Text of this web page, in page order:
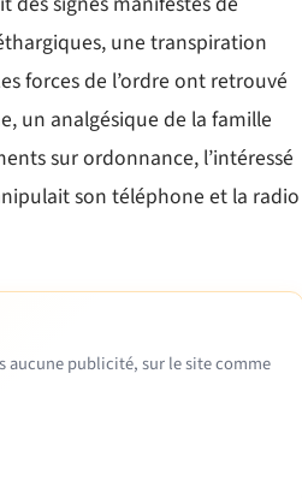
une transpiration
forces de l’ordre ont retrouvé
un analgésique de la famille
sur ordonnance, l’intéressé
son téléphone et la radio
aucune publicité, sur le site comme